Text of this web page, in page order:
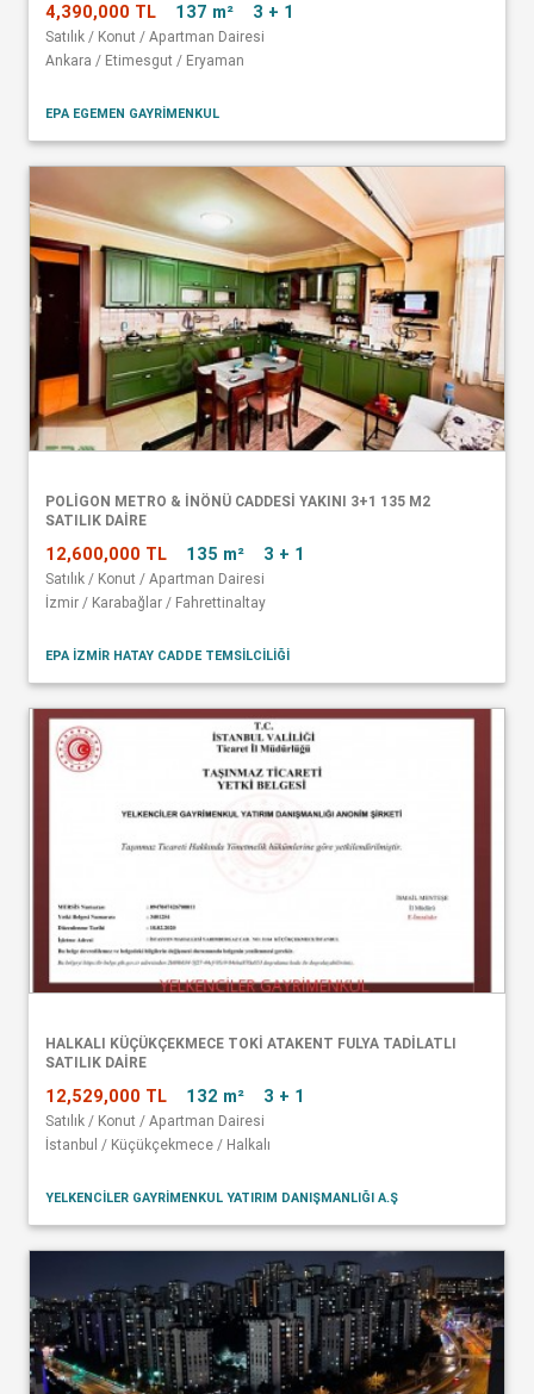
4,390,000 TL 137 m² 3 + 1
Satılık / Konut / Apartman Dairesi
Ankara / Etimesgut / Eryaman
EPA EGEMEN GAYRİMENKUL
POLİGON METRO & İNÖNÜ CADDESİ YAKINI 3+1 135 M2
SATILIK DAİRE
12,600,000 TL 135 m² 3 + 1
Satılık / Konut / Apartman Dairesi
İzmir / Karabağlar / Fahrettinaltay
EPA İZMİR HATAY CADDE TEMSİLCİLİĞİ
HALKALI KÜÇÜKÇEKMECE TOKİ ATAKENT FULYA TADİLATLI
SATILIK DAİRE
12,529,000 TL 132 m² 3 + 1
Satılık / Konut / Apartman Dairesi
İstanbul / Küçükçekmece / Halkalı
YELKENCİLER GAYRİMENKUL YATIRIM DANIŞMANLIĞI A.Ş